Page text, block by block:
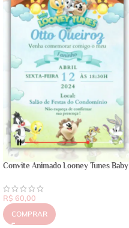
Convite Animado Looney Tunes Baby
R$ 60,00
COMPRAR